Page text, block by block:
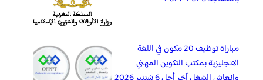
مباراة توظيف 20 مكون في اللغة
الانجليزية بمكتب التكوين المهني